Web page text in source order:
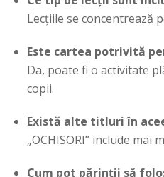
Lecțiile se concentrează
Este cartea potrivită
Da, poate fi o activitate
copii.
Există alte titluri în
„OCHISORI” include mai
Cum pot părinții să